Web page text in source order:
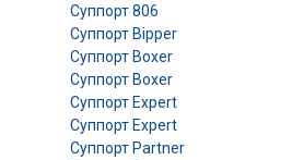
Суппорт 806
Суппорт Bipper
Суппорт Boxer
Суппорт Boxer
Суппорт Expert
Суппорт Expert
Суппорт Partner